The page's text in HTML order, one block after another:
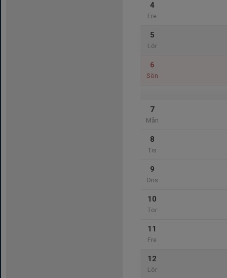
4
Fre
5
Lör
6
Sön
7
Mån
8
Tis
9
Ons
10
Tor
11
Fre
12
Lör